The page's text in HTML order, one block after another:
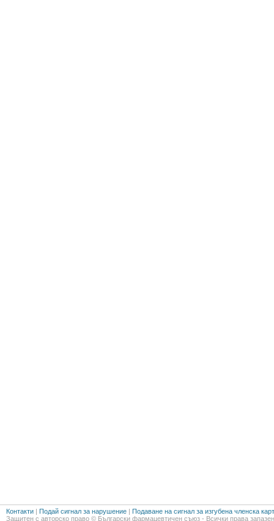
Контакти | Подай сигнал за нарушение | Подаване на сигнал за изгубена членска
Защитен с авторско право © Български фармацевтичен съюз - Всички права